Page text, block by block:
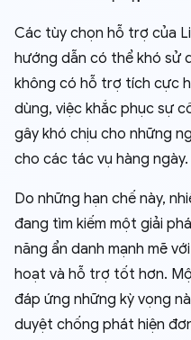
Các tùy chọn hỗ trợ của
hướng dẫn có thể khó sử
không có hỗ trợ tích cực
dùng, việc khắc phục sự
gây khó chịu cho những
cho các tác vụ hàng ngày.
Do những hạn chế này,
đang tìm kiếm một giải
năng ẩn danh mạnh mẽ
hoạt và hỗ trợ tốt hơn.
đáp ứng những kỳ vọng
duyệt chống phát hiện